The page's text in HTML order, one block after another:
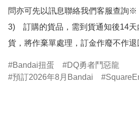
問亦可先以訊息聯絡我們客服查詢※
3)　訂購的貨品，需到貨通知後14
貨，將作棄單處理，訂金作廢不作退
Bandai扭蛋
DQ勇者鬥惡龍
預訂2026年8月Bandai